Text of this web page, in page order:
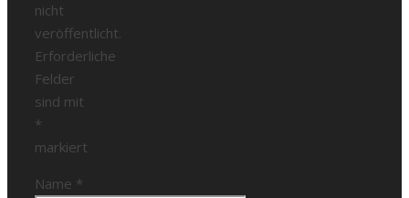
nicht
veröffentlicht.
Erforderliche
Felder
sind mit
*
markiert
Name *